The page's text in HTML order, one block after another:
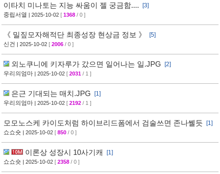
이타치 미나토는 지능 싸움이 젤 궁금함....
[3]
중립서열 | 2025-10-02 [ 1368 / 0 ]
《 밀짚모자해적단 최종성장 현상금 정보 》
[5]
신건 | 2025-10-02 [ 2006 / 0 ]
외노쿠니에 키자루가 갔으면 일어나는 일.JPG
[2]
우리의엄마 | 2025-10-02 [ 2031 / 1 ]
은근 기대되는 매치.JPG
[1]
우리의엄마 | 2025-10-02 [ 2192 / 1 ]
모모노스케 카이도처럼 하이브리드폼에서 검술쓰면 존나쏄듯
[1]
쇼쇼숏 | 2025-10-02 [ 850 / 0 ]
이론상 성장시 10사기캐
[1]
쇼쇼숏 | 2025-10-02 [ 2358 / 0 ]